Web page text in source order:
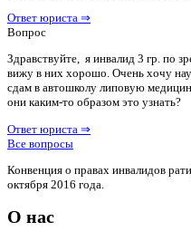
Ответ юриста ⇒
Вопрос
Здравствуйте, я инвалид 3 гр. по
вижу в них хорошо. Очень хочу
сдам в автошколу липовую
они каким-то образом это узнать?
Ответ юриста ⇒
Все вопросы
Конвенция о правах инвалидов
октября 2016 года.
О нас